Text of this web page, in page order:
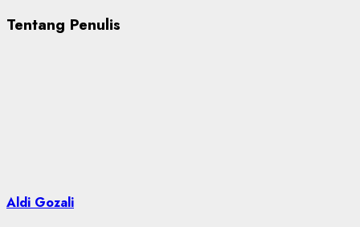
Tentang Penulis
Aldi Gozali